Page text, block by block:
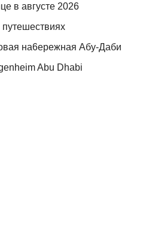
в августе 2026
путешествиях
на6ережная Абу-Даби
Abu Dhabi